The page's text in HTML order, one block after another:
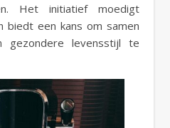
Het initiatief moedigt
biedt een kans om samen
gezondere levensstijl te